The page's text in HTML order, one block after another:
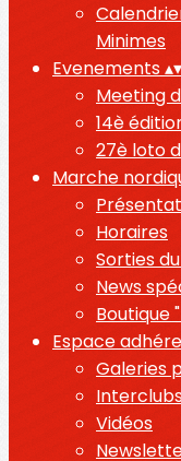
Minimes
Evenements▴▾
Meeting
14è
27è loto
Marche
Horaires
Sorties
News
Boutique
Espace
Galeries
Vidéos